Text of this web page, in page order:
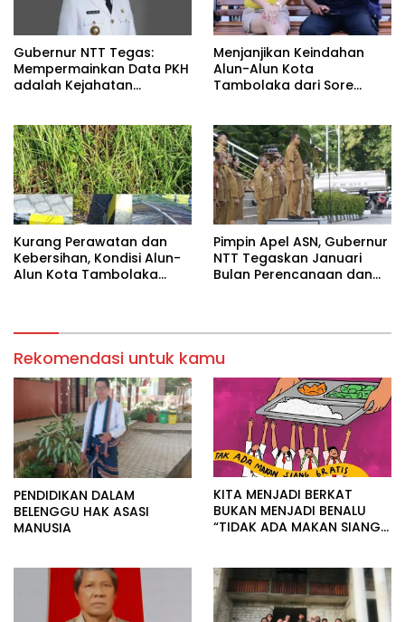
Gubernur NTT Tegas:
Mempermainkan Data PKH
adalah Kejahatan
Menjanjikan Keindahan
Alun-Alun Kota
Tambolaka dari Sore
Ruang Olahraga dan
Rekreasi
Kurang Perawatan dan
Kebersihan, Kondisi Alun-
Alun Kota Tambolaka
Pimpin Apel ASN, Gubernur
NTT Tegaskan Januari
Bulan Perencanaan dan
Rekomendasi untuk kamu
PENDIDIKAN DALAM
BELENGGU HAK ASASI
MANUSIA
KITA MENJADI BERKAT
BUKAN MENJADI BENALU
“TIDAK ADA MAKAN SIANG